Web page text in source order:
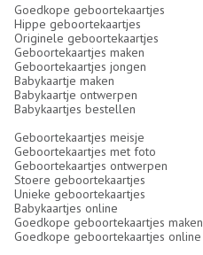
Goedkope geboortekaartjes
Hippe geboortekaartjes
Originele geboortekaartjes
Geboortekaartjes maken
Geboortekaartjes jongen
Babykaartje maken
Babykaartje ontwerpen
Babykaartjes bestellen
Geboortekaartjes meisje
Geboortekaartjes met foto
Geboortekaartjes ontwerpen
Stoere geboortekaartjes
Unieke geboortekaartjes
Babykaartjes online
Goedkope geboortekaartjes maken
Goedkope geboortekaartjes online